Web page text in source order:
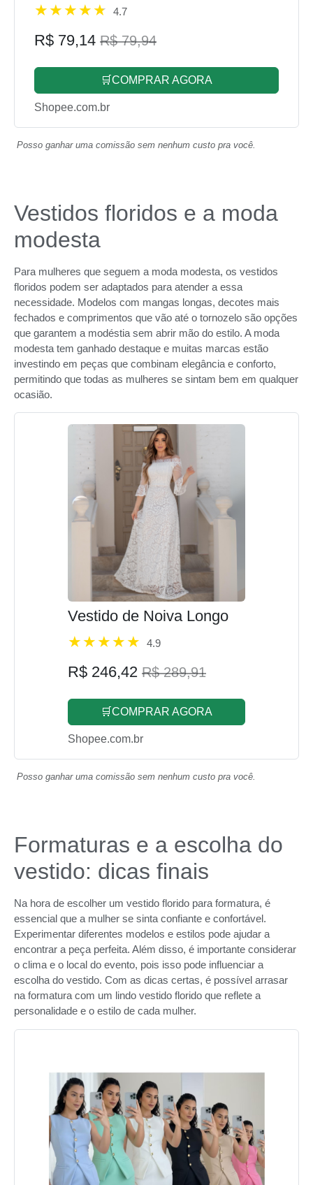
4.7
R$ 79,14 R$ 79,94
🛒COMPRAR AGORA
Shopee.com.br
Posso ganhar uma comissão sem nenhum custo pra você.
Vestidos floridos e a moda
modesta
Para mulheres que seguem a moda modesta, os vestidos
floridos podem ser adaptados para atender a essa
necessidade. Modelos com mangas longas, decotes mais
fechados e comprimentos que vão até o tornozelo são opções
que garantem a modéstia sem abrir mão do estilo. A moda
modesta tem ganhado destaque e muitas marcas estão
investindo em peças que combinam elegância e conforto,
permitindo que todas as mulheres se sintam bem em qualquer
ocasião.
Vestido de Noiva Longo
4.9
R$ 246,42 R$ 289,91
🛒COMPRAR AGORA
Shopee.com.br
Posso ganhar uma comissão sem nenhum custo pra você.
Formaturas e a escolha do
vestido: dicas finais
Na hora de escolher um vestido florido para formatura, é
essencial que a mulher se sinta confiante e confortável.
Experimentar diferentes modelos e estilos pode ajudar a
encontrar a peça perfeita. Além disso, é importante considerar
o clima e o local do evento, pois isso pode influenciar a
escolha do vestido. Com as dicas certas, é possível arrasar
na formatura com um lindo vestido florido que reflete a
personalidade e o estilo de cada mulher.